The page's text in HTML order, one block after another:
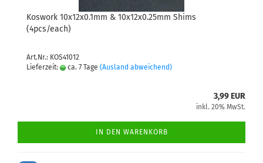
Koswork 10x12x0.1mm & 10x12x0.25mm Shims
(4pcs/each)
Art.Nr.: KOS41012
Lieferzeit:
ca. 7 Tage (Ausland abweichend)
3,99 EUR
inkl. 20% MwSt.
IN DEN WARENKORB